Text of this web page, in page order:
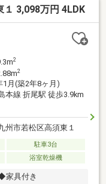
3,098万円 4LDK
2
2
1月(築2年8ヶ月)
本線 折尾駅 徒歩3.9km
州市若松区高須東１
駐車3台
浴室乾燥機
家具付き